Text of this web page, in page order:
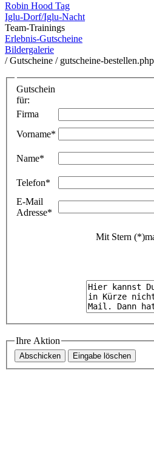
Robin Hood Tag
Iglu-Dorf/Iglu-Nacht
Team-Trainings
Erlebnis-Gutscheine
Bildergalerie
/ Gutscheine / gutscheine-bestellen.php
Gutschein
für:
Firma
Vorname*
Name*
Telefon*
E-Mail
Adresse*
Mit Stern
Ihre Aktion